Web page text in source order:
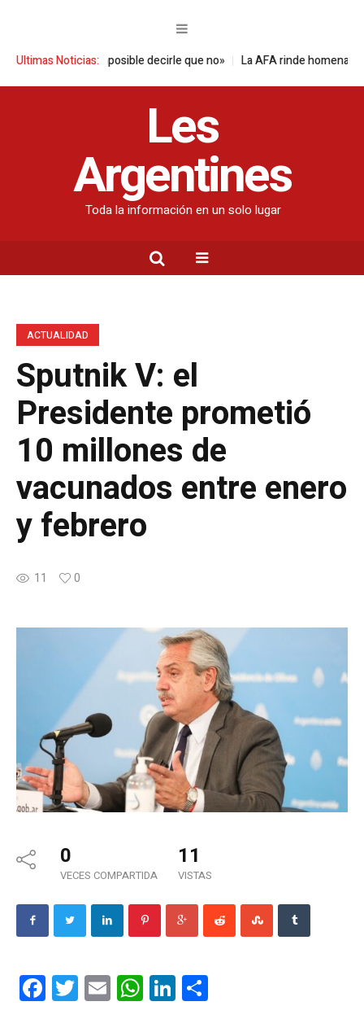
Ultimas Noticias:
«Es imposible decirle que no» La AFA rinde homenaje a Jorge
Les
Argentines
Toda la información en un solo lugar
ACTUALIDAD
Sputnik V: el
Presidente prometió
10 millones de
vacunados entre enero
y febrero
11 0
0
VECES COMPARTIDA
11
VISTAS
FacebookTwitterEmail WhatsAppLinkedIn